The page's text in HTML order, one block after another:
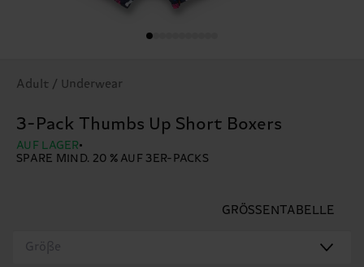
Adult / Underwear
3-Pack Thumbs Up Short Boxers
AUF LAGER
SPARE MIND. 20 % AUF 3ER-PACKS
GRÖSSENTABELLE
Größe